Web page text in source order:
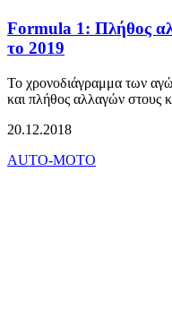
Formula 1: Πλήθος
το 2019
Το χρονοδιάγραμμα των
και πλήθος αλλαγών στους
20.12.2018
AUTO-MOTO